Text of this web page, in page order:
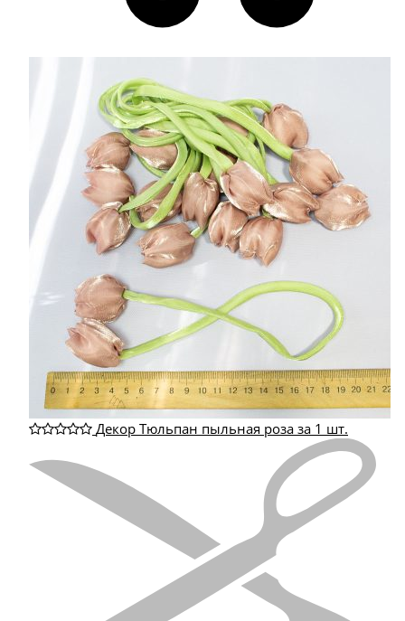
Декор Тюльпан пыльная роза за 1 шт.